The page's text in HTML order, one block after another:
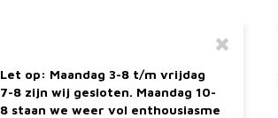
Let op: Maandag 3-8 t/m vrijdag
7-8 zijn wij gesloten. Maandag 10-
8 staan we weer vol enthousiasme